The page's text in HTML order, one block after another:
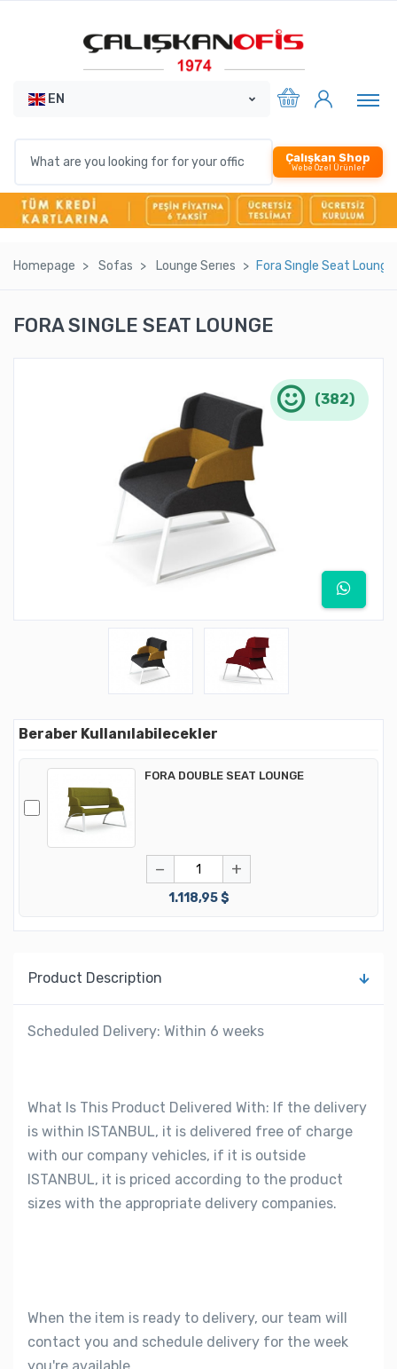
EN
Çalışkan Shop
Webe Özel Ürünler
Homepage Sofas Lounge Serıes Fora Sıngle Seat Lounge
FORA SINGLE SEAT LOUNGE
(382)
Beraber Kullanılabilecekler
FORA DOUBLE SEAT LOUNGE
− +
1.118,95 $
Product Description
Scheduled Delivery: Within 6 weeks
What Is This Product Delivered With: If the delivery
is within ISTANBUL, it is delivered free of charge
with our company vehicles, if it is outside
ISTANBUL, it is priced according to the product
sizes with the appropriate delivery companies.
When the item is ready to delivery, our team will
contact you and schedule delivery for the week